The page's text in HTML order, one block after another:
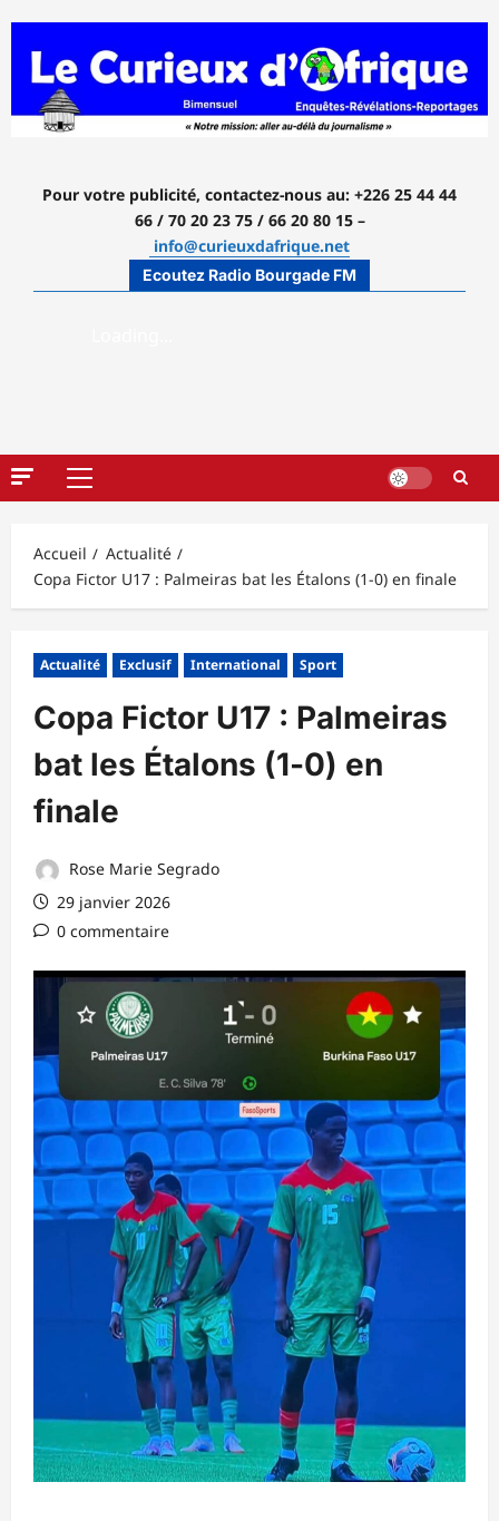
contenu
Pour votre publicité, contactez-nous au: +226 25 44 44
66 / 70 20 23 75 / 66 20 80 15 –
info@curieuxdafrique.net
Ecoutez Radio Bourgade FM
Menu
Accueil
Actualité
Copa Fictor U17 : Palmeiras bat les Étalons (1‑0) en finale
Actualité Exclusif International Sport
Copa Fictor U17 : Palmeiras
bat les Étalons (1‑0) en
finale
Rose Marie Segrado
29 janvier 2026
0 commentaire